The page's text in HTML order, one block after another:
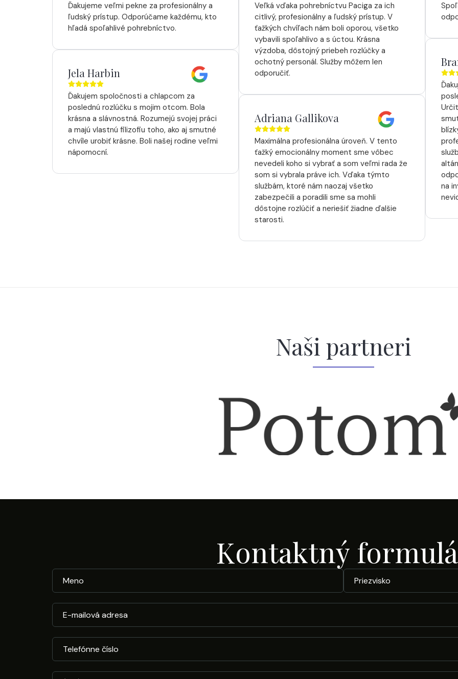
Ďakujeme veľmi pekne za profesionálny a
ľudský prístup. Odporúčame každému, kto
hľadá spoľahlivé pohrebníctvo.
Jela Harbin
Ďakujem spoločnosti a chlapcom za
poslednú rozlúčku s mojim otcom. Bola
krásna a slávnostná. Rozumejú svojej práci
a majú vlastnú filizofiu toho, ako aj smutné
chvíle urobiť krásne. Boli našej rodine veľmi
nápomocní.
Veľká vďaka pohrebníctvu Paciga za ich
citlivý, profesionálny a ľudský prístup. V
ťažkých chvíľach nám boli oporou, všetko
vybavili spoľahlivo a s úctou. Krásna
výzdoba, dôstojný priebeh rozlúčky a
ochotný personál. Služby môžem len
odporučiť.
Adriana Gallikova
Maximálna profesionálna úroveň. V tento
ťažký emocionálny moment sme vôbec
nevedeli koho si vybrať a som veľmi rada že
som si vybrala práve ich. Vďaka týmto
službám, ktoré nám naozaj všetko
zabezpečili a poradili sme sa mohli
dôstojne rozlúčiť a neriešiť žiadne ďalšie
starosti.
na
Naši partneri
Kontaktný